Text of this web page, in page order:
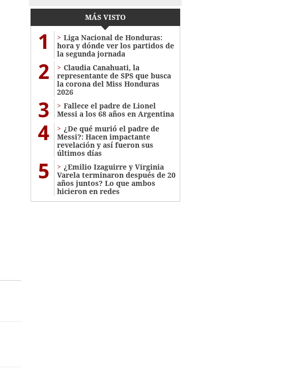
MÁS VISTO
1
Liga Nacional de Honduras:
hora y dónde ver los partidos de
la segunda jornada
2
Claudia Canahuati, la
representante de SPS que busca
la corona del Miss Honduras
2026
3
Fallece el padre de Lionel
Messi a los 68 años en Argentina
4
¿De qué murió el padre de
Messi?: Hacen impactante
revelación y así fueron sus
últimos días
5
¿Emilio Izaguirre y Virginia
Varela terminaron después de 20
años juntos? Lo que ambos
hicieron en redes